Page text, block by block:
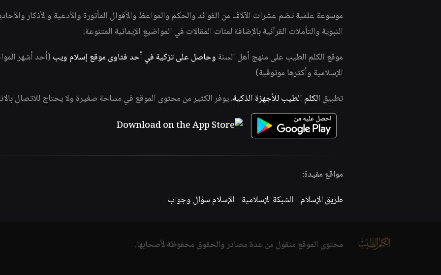
موسوعة علمية تضم عشرات الآلاف من الفوائد والحكم والمواعظ والأقوال المأثورة والأدعية والأذكار
النبوية والتأملات القرآنية بالإضافة لمئات المقالات في المواضيع الإيمانية المتنوعة.
موقع الكلم الطيب على منهج أهل السنة وحاصل على تزكية في أحد فتاوى موقع إسلام ويب (أحد أشهر
الإسلامية وأكثرها موثوقية)
تطبيق الكلم الطيب للأجهزة الذكية، يوفر الكثير من محتوى الموقع في مساحة صغيرة ولا يحتاج للاتصال
مواقع مفيدة:
طريق الإسلام -الشبكة الإسلامية -الإسلام سؤال وجواب
محتوى الموقع منقول من عدة مصادر والحقوق محفوظة لأصحابها.